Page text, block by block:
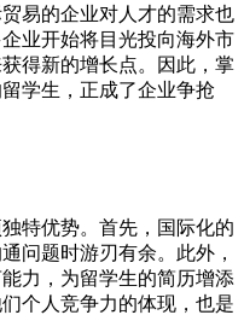
易的企业对人才的需求也
业开始将目光投向海外市
得新的增长点。因此，掌
学生，正成了企业争抢
特优势。首先，国际化的
问题时游刃有余。此外，
力，为留学生的简历增添
个人竞争力的体现，也是